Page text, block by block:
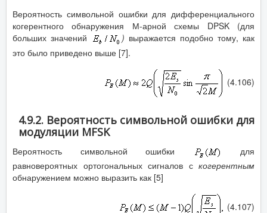
Вероятность символьной ошибки для дифференциального
когерентного обнаружения М-арной схемы DPSK (для
больших значений
) выражается подобно тому, как
это было приведено выше [7].
(4.106)
4.9.2. Вероятность символьной ошибки для
модуляции MFSK
Вероятность символьной ошибки
для
равновероятных ортогональных сигналов с когерентным
обнаружением можно выразить как [5]
(4.107)